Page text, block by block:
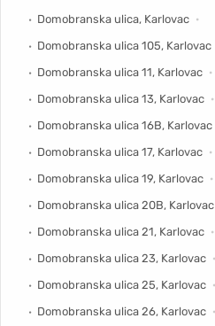
Domobranska ulica, Karlovac
Domobranska ulica 105, Karlovac
Domobranska ulica 11, Karlovac
Domobranska ulica 13, Karlovac
Domobranska ulica 16B, Karlovac
Domobranska ulica 17, Karlovac
Domobranska ulica 19, Karlovac
Domobranska ulica 20B, Karlovac
Domobranska ulica 21, Karlovac
Domobranska ulica 23, Karlovac
Domobranska ulica 25, Karlovac
Domobranska ulica 26, Karlovac